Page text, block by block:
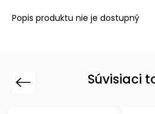
Popis produktu nie je dostupný
Súvisiaci
Previous